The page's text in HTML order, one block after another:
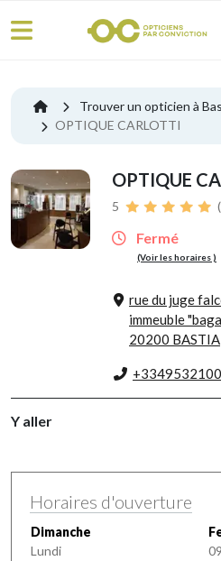
Trouver un opticien à
OPTIQUE CARLOTTI
OPTIQUE
5
Fermé
(Voir les horaires )
rue du juge
immeuble
20200 BASTIA
Y aller
Horaires d'ouverture
Dimanche
Lundi